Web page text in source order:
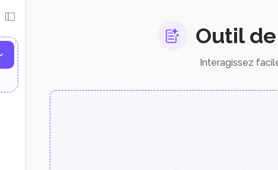
Outil
Interagissez